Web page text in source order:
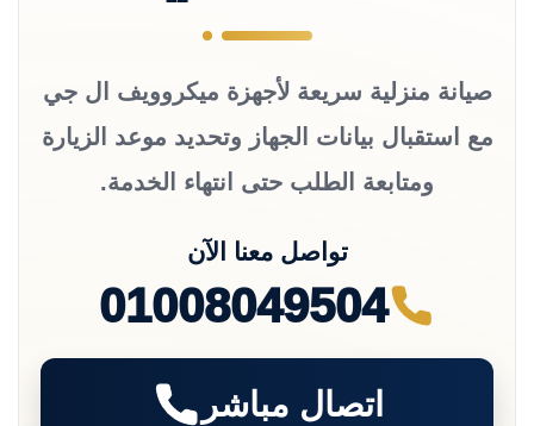
صيانة منزلية سريعة لأجهزة ميكروويف ال جي
مع استقبال بيانات الجهاز وتحديد موعد الزيارة
ومتابعة الطلب حتى انتهاء الخدمة.
تواصل معنا الآن
01008049504
اتصال مباشر